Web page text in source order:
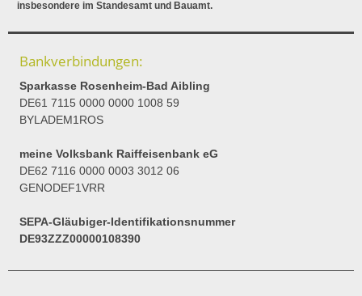
insbesondere im Standesamt und Bauamt.
Bankverbindungen:
Sparkasse Rosenheim-Bad Aibling
DE61 7115 0000 0000 1008 59
BYLADEM1ROS
meine Volksbank Raiffeisenbank eG
DE62 7116 0000 0003 3012 06
GENODEF1VRR
SEPA-Gläubiger-Identifikationsnummer
DE93ZZZ00000108390